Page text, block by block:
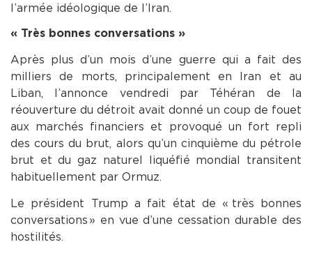
l’armée idéologique de l’Iran.
« Très bonnes conversations »
Après plus d’un mois d’une guerre qui a fait des
milliers de morts, principalement en Iran et au
Liban, l’annonce vendredi par Téhéran de la
réouverture du détroit avait donné un coup de fouet
aux marchés financiers et provoqué un fort repli
des cours du brut, alors qu’un cinquième du pétrole
brut et du gaz naturel liquéfié mondial transitent
habituellement par Ormuz.
Le président Trump a fait état de « très bonnes
conversations » en vue d’une cessation durable des
hostilités.